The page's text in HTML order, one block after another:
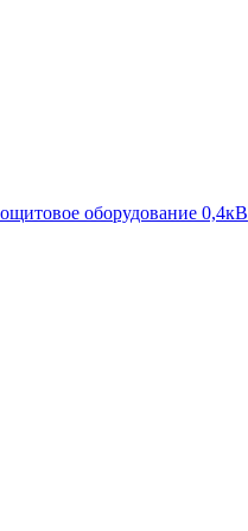
оборудование 0,4кВ